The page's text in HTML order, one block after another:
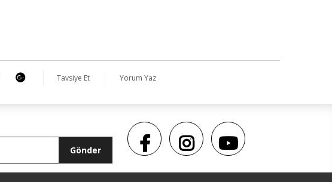
Tavsiye Et Yorum Yaz
Gönder